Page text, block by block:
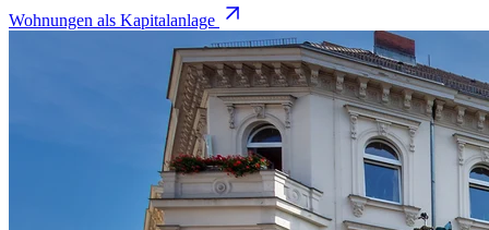
Wohnungen als Kapitalanlage